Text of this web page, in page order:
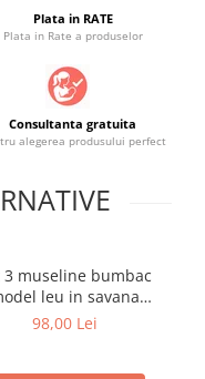
Plata in RATE
Plata in Rate a produselor
Consultanta gratuita
alegerea produsului perfect
3 museline bumbac
leu in savana
80x80 cm
98,00 Lei